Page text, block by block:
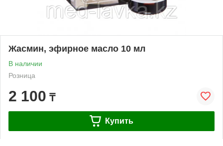
Жасмин, эфирное масло 10 мл
В наличии
Розница
2 100 ₸
Купить